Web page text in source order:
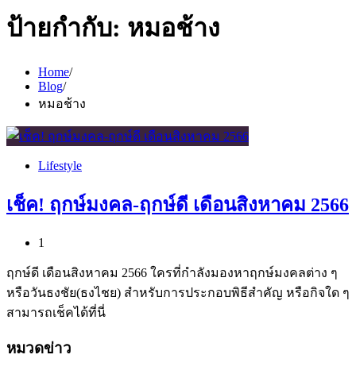
ป้ายกำกับ: หมอช้าง
Home
Blog
หมอช้าง
Lifestyle
เช็ค! ฤกษ์มงคล-ฤกษ์ดี เดือนสิงหาคม 2566
1
ฤกษ์ดี เดือนสิงหาคม 2566 ใครที่กำลังมองหาฤกษ์มงคลต่าง ๆ
หรือวันธงชัย(ธงไชย) สำหรับการประกอบพิธีสำคัญ หรือกิจใด ๆ
สามารถเช็คได้ที่นี่
หมวดข่าว